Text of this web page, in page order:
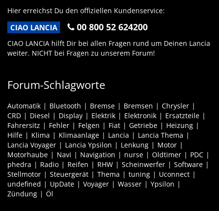
Hier erreichst Du den offiziellen Kundenservice:
CIAO LANCIA 00 800 52 624200
CIAO LANCIA hilft Dir bei allen Fragen rund um Deinen Lancia
weiter. NICHT bei Fragen zu unserem Forum!
Forum-Schlagworte
Automatik Bluetooth Bremse Bremsen
Chrysler
CRD
Diesel Display Elektrik Elektronik
Ersatzteile
Fahrersitz
Fehler Felgen Fiat Getriebe
Heizung
Hilfe
Klima Klimaanlage Lancia
Lancia Thema
Lancia Voyager
Lancia Ypsilon Lenkung
Motor
Motorhaube
Navi Navigation nurse Oldtimer
PDC
phedra
Radio Reifen RHW Scheinwerfer
Software
Stellmotor
Steuergerät Thema tuning
Uconnect
undefined
UpDate Voyager Wasser
Ypsilon
Zündung
Öl